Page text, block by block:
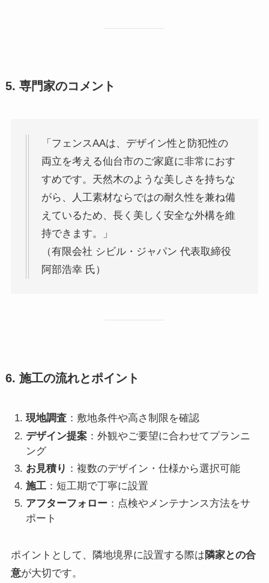
5. 専門家のコメント
「フェンスAAは、デザイン性と防犯性の
両立を考える仙台市のご家庭に非常におす
すめです。天然木のような美しさを持ちな
がら、人工素材ならではの耐久性を兼ね備
えているため、長く美しく安全な外構を維
持できます。」
（有限会社 シビル・ジャパン 代表取締役
阿部浩幸 氏）
6. 施工の流れとポイント
現地調査 ：敷地条件や高さ制限を確認
デザイン提案 ：外観やご要望に合わせてプランニ
ング
お見積り ：複数のデザイン・仕様から選択可能
施工 ：短工期で丁寧に設置
アフターフォロー ：点検やメンテナンス方法をサ
ポート
ポイントとして、隣地境界に設置する際は隣家との合
意が大切です。